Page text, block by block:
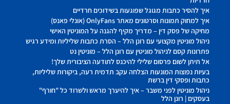
איך להסיר כתבות מגוגל שפוגעות בשידוכים חרדיים
איך למחוק תמונות וסרטונים מאתר OnlyFans (אונלי פאנס)
מחיקה של פסק דין – מדריך מקיף להגנה על המוניטין האישי
ניהול מוניטין מקצועי עם רונן הלל – הסרת כתבות שליליות ומידע רגיש
פתרונות קסם לניהול מוניטין עם רונן הלל – מוניטין נט
אל תיתן לשום פרסום שלילי להיכנס לתודעה הציבורית שלך!
בעיות נפוצות המונעות הצלחה עקב תדמית רעה, ביקורות שליליות,
כתבות ופסקי דין ברשת
ניהול מוניטין לפני משבר – איך להיערך מראש ולשרוד כל "חורף"
בעסקים | רונן הלל